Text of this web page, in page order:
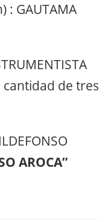
: GAUTAMA
cantidad de tres
ILDEFONSO
AROCA”